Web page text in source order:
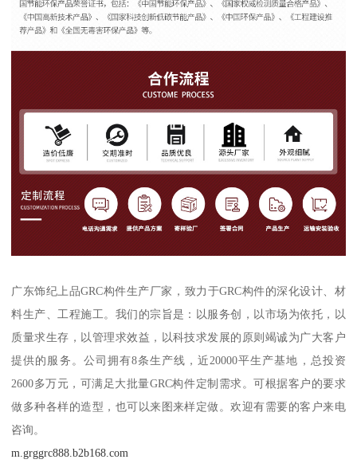
广东饰纪上品GRC构件生产厂家，致力于GRC构件的深化设计、材
料生产、工程施工。我们的宗旨是：以服务创，以市场为依托，以
质量求生存，以管理求效益，以科技求发展的原则竭诚为广大客户
提供的服务。公司拥有8条生产线，近20000平生产基地，总投资
2600多万元，可满足大批量GRC构件定制需求。可根据客户的要求
做多种各样的造型，也可以来图来样定做。欢迎有需要的客户来电
咨询。
m.grggrc888.b2b168.com